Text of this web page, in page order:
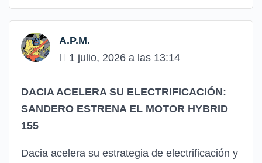
A.P.M.
1 julio, 2026 a las 13:14
DACIA ACELERA SU ELECTRIFICACIÓN:
SANDERO ESTRENA EL MOTOR HYBRID
155
Dacia acelera su estrategia de electrificación y